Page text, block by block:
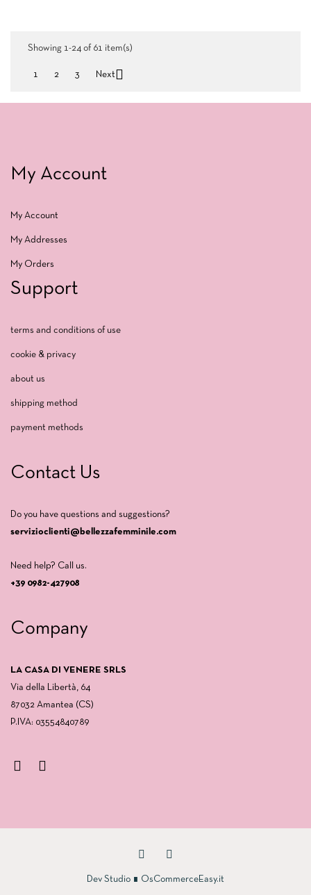
Showing 1-24 of 61 item(s)
1 2 3 Next
My Account
My Account
My Addresses
My Orders
Support
terms and conditions of use
cookie & privacy
about us
shipping method
payment methods
Contact Us
Do you have questions and suggestions?
servizioclienti@bellezzafemminile.com
Need help? Call us.
+39 0982-427908
Company
LA CASA DI VENERE SRLS
Via della Libertà, 64
87032 Amantea (CS)
P.IVA: 03554840789
Dev Studio ∎ OsCommerceEasy.it